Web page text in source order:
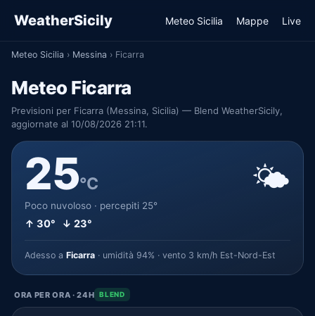
WeatherSicily Meteo Sicilia Mappe Live
Meteo Sicilia › Messina › Ficarra
Meteo Ficarra
Previsioni per Ficarra (Messina, Sicilia) — Blend WeatherSicily,
aggiornate al 10/08/2026 21:11.
25°C
Poco nuvoloso · percepiti 25°
↑ 30° ↓ 23°
🌤️
Adesso a Ficarra · umidità 94% · vento 3 km/h Est-Nord-Est
ORA PER ORA · 24H BLEND